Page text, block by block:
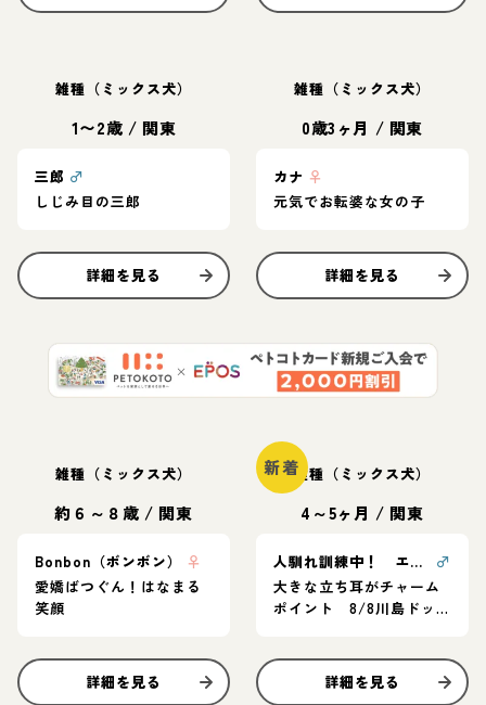
雑種（ミックス犬）
1〜2歳 / 関東
三郎 ♂
しじみ目の三郎
詳細を見る
雑種（ミックス犬）
0歳3ヶ月 / 関東
カナ ♀
元気でお転婆な女の子
詳細を見る
雑種（ミックス犬）
約６～８歳 / 関東
Bonbon（ボンボン）
♀
愛嬌ばつぐん！はなまる
笑顔
詳細を見る
新着雑種（ミックス犬）
4～5ヶ月 / 関東
人馴れ訓練中！ エンゾ
♂
大きな立ち耳がチャーム
ポイント 8/8川島ドッ
詳細を見る